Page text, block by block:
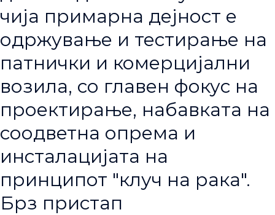
чија примарна дејност е
одржување и тестирање на
патнички и комерцијални
возила, со главен фокус на
проектирање, набавката на
соодветна опрема и
инсталацијата на
принципот "клуч на рака".
Брз пристап